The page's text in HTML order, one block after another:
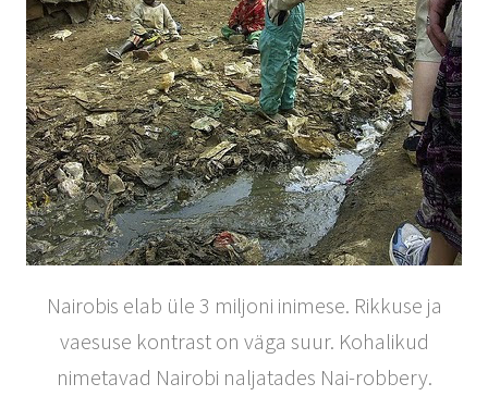
Nairobis elab üle 3 miljoni inimese. Rikkuse ja
vaesuse kontrast on väga suur. Kohalikud
nimetavad Nairobi naljatades Nai-robbery.